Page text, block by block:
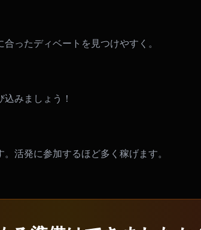
ったディベートを見つけやすく。
みましょう！
活発に参加するほど多く稼げます。